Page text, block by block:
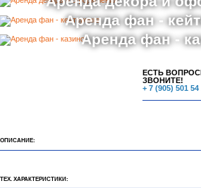
Аренда фан -
Аренда фан -
ЕСТЬ
ЗВОНИТЕ!
+ 7 (905) 501 54
ОПИСАНИЕ:
ТЕХ. ХАРАКТЕРИСТИКИ: